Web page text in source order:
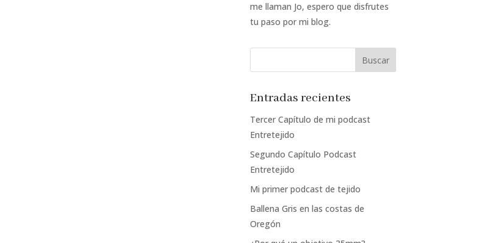
me llaman Jo, espero que disfrutes
tu paso por mi blog.
Entradas recientes
Tercer Capítulo de mi podcast
Entretejido
Segundo Capítulo Podcast
Entretejido
Mi primer podcast de tejido
Ballena Gris en las costas de
Oregón